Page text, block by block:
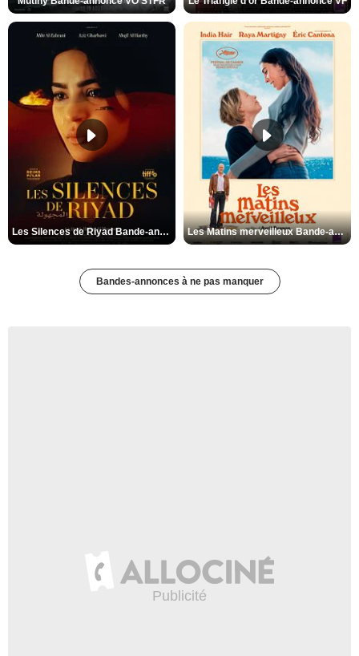
Les Silences de Riyad Bande-annonce VO STFR Les Matins merveilleux Bande-annonce VF
Bandes-annonces à ne pas manquer